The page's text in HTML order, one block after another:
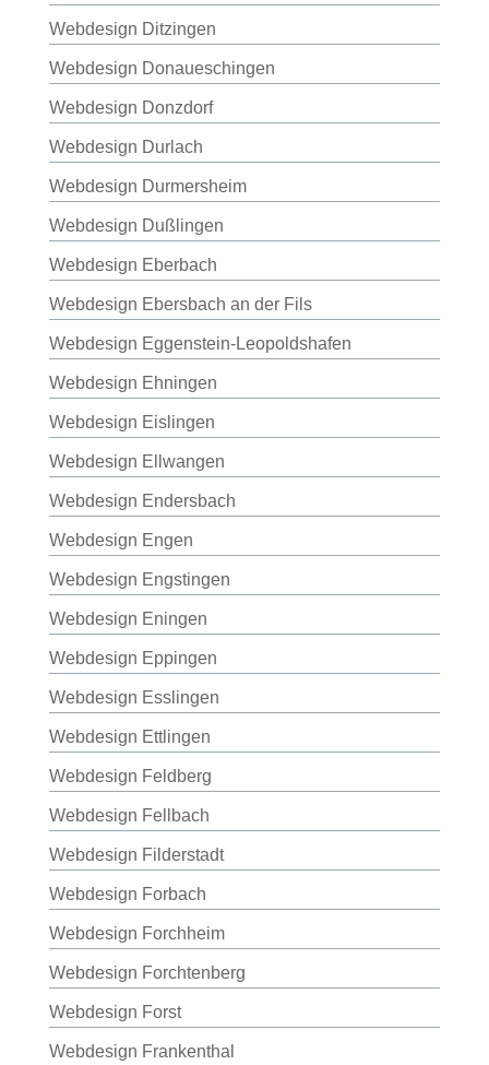
Webdesign Ditzingen
Webdesign Donaueschingen
Webdesign Donzdorf
Webdesign Durlach
Webdesign Durmersheim
Webdesign Dußlingen
Webdesign Eberbach
Webdesign Ebersbach an der Fils
Webdesign Eggenstein-Leopoldshafen
Webdesign Ehningen
Webdesign Eislingen
Webdesign Ellwangen
Webdesign Endersbach
Webdesign Engen
Webdesign Engstingen
Webdesign Eningen
Webdesign Eppingen
Webdesign Esslingen
Webdesign Ettlingen
Webdesign Feldberg
Webdesign Fellbach
Webdesign Filderstadt
Webdesign Forbach
Webdesign Forchheim
Webdesign Forchtenberg
Webdesign Forst
Webdesign Frankenthal